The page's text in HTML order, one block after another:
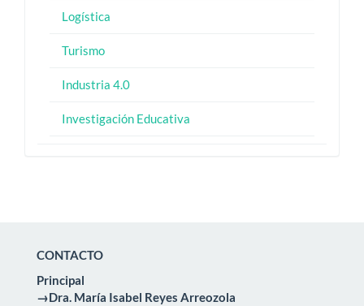
Logística
Turismo
Industria 4.0
Investigación Educativa
CONTACTO
Principal
→Dra. María Isabel Reyes Arreozola